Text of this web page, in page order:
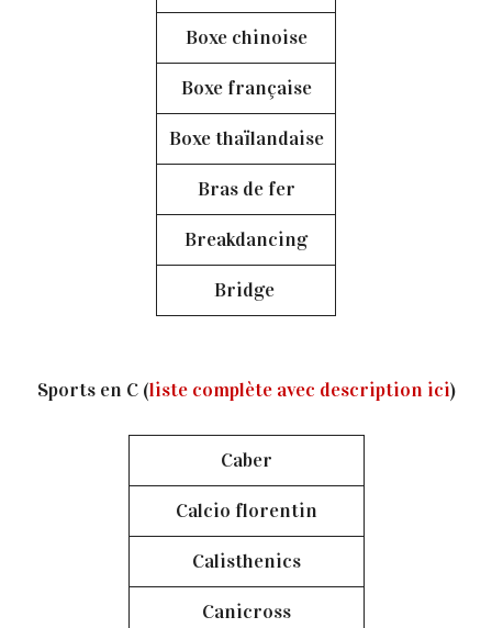
Boxe chinoise
Boxe française
Boxe thaïlandaise
Bras de fer
Breakdancing
Bridge
Sports en C (liste complète avec description ici)
Caber
Calcio florentin
Calisthenics
Canicross